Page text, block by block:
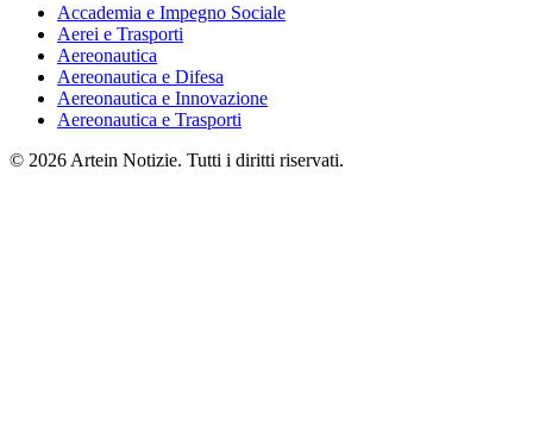
Accademia e Impegno Sociale
Aerei e Trasporti
Aereonautica
Aereonautica e Difesa
Aereonautica e Innovazione
Aereonautica e Trasporti
© 2026 Artein Notizie. Tutti i diritti riservati.